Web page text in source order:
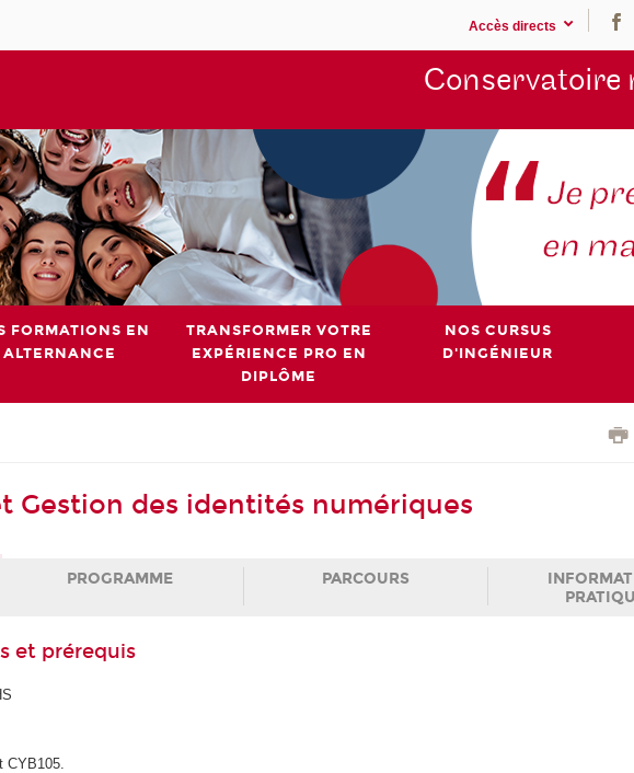
Accès directs
Conservatoire
FORMATIONS EN
ALTERNANCE
TRANSFORMER VOTRE
EXPÉRIENCE PRO EN
DIPLÔME
NOS CURSUS
D'INGÉNIEUR
Gestion des identités numériques
PROGRAMME PARCOURS
et prérequis
CYB105.